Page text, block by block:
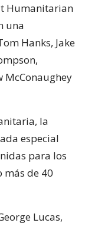
Humanitarian
una
Hanks, Jake
McConaughey
la
especial
para los
de 40
Lucas,